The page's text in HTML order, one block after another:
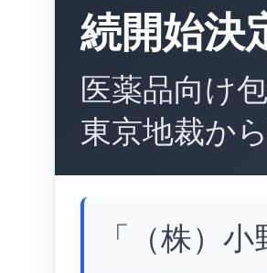
続開始決
医薬品向け
東京地裁か
「（株）